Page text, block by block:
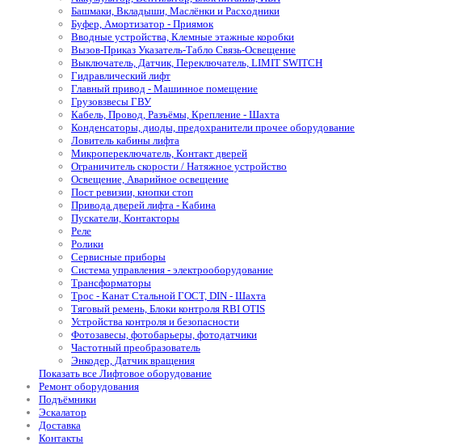
Башмаки, Вкладыши, Маслёнки и Расходники
Буфер, Амортизатор - Приямок
Вводные устройства, Клемные этажные коробки
Вызов-Приказ Указатель-Табло Связь-Освещение
Выключатель, Датчик, Переключатель, LIMIT SWITCH
Гидравлический лифт
Главный привод - Машинное помещение
Грузовзвесы ГВУ
Кабель, Провод, Разъёмы, Крепление - Шахта
Конденсаторы, диоды, предохранители прочее оборудование
Ловитель кабины лифта
Микропереключатель, Контакт дверей
Ограничитель скорости / Натяжное устройство
Освещение, Аварийное освещение
Пост ревизии, кнопки стоп
Привода дверей лифта - Кабина
Пускатели, Контакторы
Реле
Ролики
Сервисные приборы
Система управления - электрооборудование
Трансформаторы
Трос - Канат Стальной ГОСТ, DIN - Шахта
Тяговый ремень, Блоки контроля RBI OTIS
Устройства контроля и безопасности
Фотозавесы, фотобарьеры, фотодатчики
Частотный преобразователь
Энкодер, Датчик вращения
Показать все Лифтовое оборудование
Ремонт оборудования
Подъёмники
Эскалатор
Доставка
Контакты